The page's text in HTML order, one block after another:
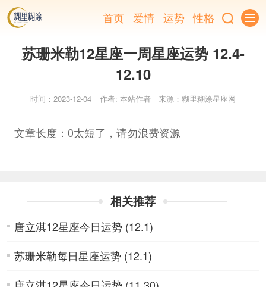
首页 爱情 运势 性格
苏珊米勒12星座一周星座运势 12.4-
12.10
时间：2023-12-04 作者: 本站作者 来源：糊里糊涂星座网
文章长度：0太短了，请勿浪费资源
相关推荐
唐立淇12星座今日运势 (12.1)
苏珊米勒每日星座运势 (12.1)